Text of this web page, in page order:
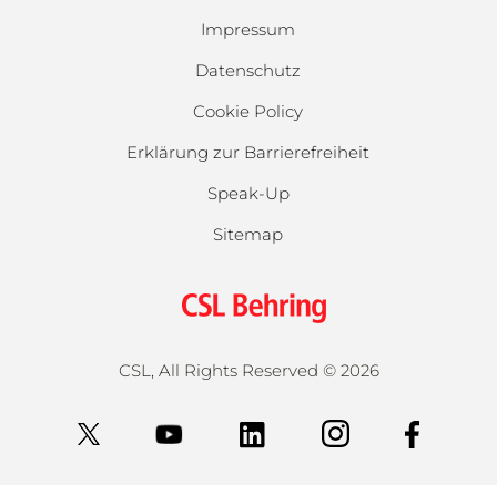
Impressum
Datenschutz
Cookie Policy
Erklärung zur Barrierefreiheit
Speak-Up
Sitemap
CSL, All Rights Reserved © 2026